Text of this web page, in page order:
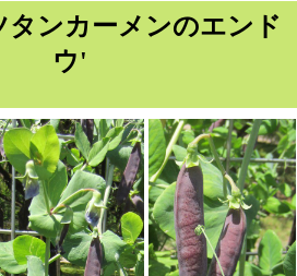
ンカーメンのエンド
ウ'